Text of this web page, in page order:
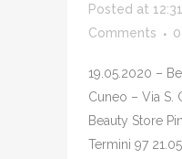
Posted at
Comments
0
19.05.2020 –
Cuneo – Via S.
Beauty Store
Termini 97